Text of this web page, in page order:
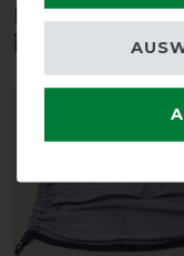
Diese
interessieren